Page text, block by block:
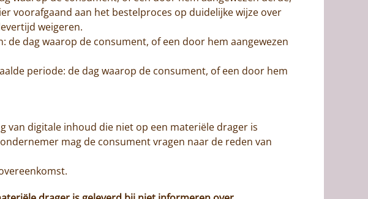
voorafgaand aan het bestelproces op duidelijke wijze over
weigeren.
dag waarop de consument, of een door hem aangewezen
periode: de dag waarop de consument, of een door hem
van digitale inhoud die niet op een materiële drager is
mag de consument vragen naar de reden van